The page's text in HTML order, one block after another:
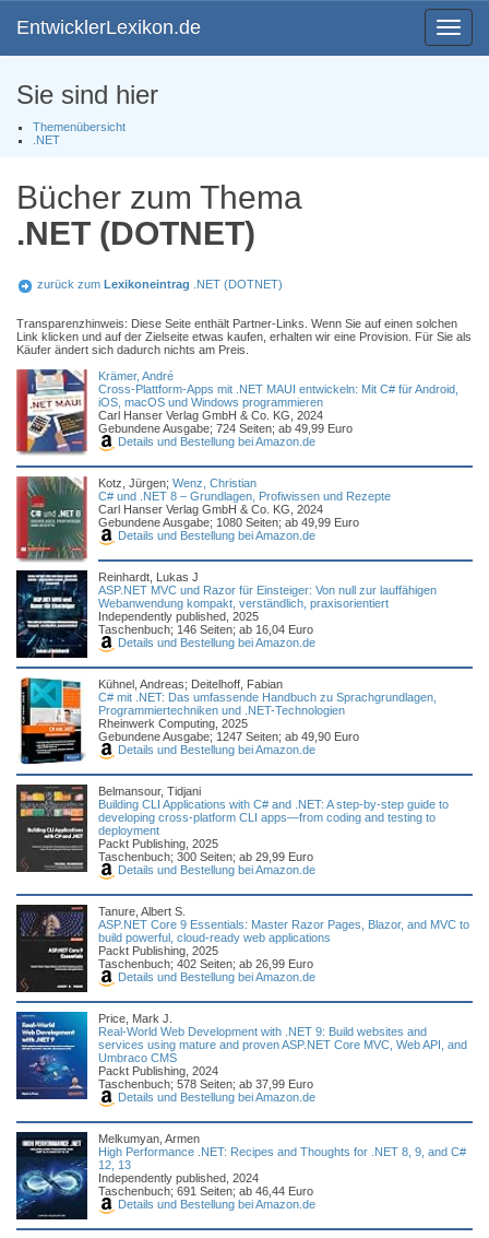
Toggle
EntwicklerLexikon.de
Sie sind hier
Themenübersicht
.NET
Bücher zum Thema
.NET (DOTNET)
zurück zum Lexikoneintrag .NET (DOTNET)
Transparenzhinweis: Diese Seite enthält Partner-Links. Wenn Sie auf einen solchen
Link klicken und auf der Zielseite etwas kaufen, erhalten wir eine Provision. Für Sie als
Käufer ändert sich dadurch nichts am Preis.
Krämer, André
Cross-Plattform-Apps mit .NET MAUI entwickeln: Mit C# für Android,
iOS, macOS und Windows programmieren
Carl Hanser Verlag GmbH & Co. KG, 2024
Gebundene Ausgabe; 724 Seiten; ab 49,99 Euro
Details und Bestellung bei Amazon.de
Kotz, Jürgen; Wenz, Christian
C# und .NET 8 – Grundlagen, Profiwissen und Rezepte
Carl Hanser Verlag GmbH & Co. KG, 2024
Gebundene Ausgabe; 1080 Seiten; ab 49,99 Euro
Details und Bestellung bei Amazon.de
Reinhardt, Lukas J
ASP.NET MVC und Razor für Einsteiger: Von null zur lauffähigen
Webanwendung kompakt, verständlich, praxisorientiert
Independently published, 2025
Taschenbuch; 146 Seiten; ab 16,04 Euro
Details und Bestellung bei Amazon.de
Kühnel, Andreas; Deitelhoff, Fabian
C# mit .NET: Das umfassende Handbuch zu Sprachgrundlagen,
Programmiertechniken und .NET-Technologien
Rheinwerk Computing, 2025
Gebundene Ausgabe; 1247 Seiten; ab 49,90 Euro
Details und Bestellung bei Amazon.de
Belmansour, Tidjani
Building CLI Applications with C# and .NET: A step-by-step guide to
developing cross-platform CLI apps—from coding and testing to
deployment
Packt Publishing, 2025
Taschenbuch; 300 Seiten; ab 29,99 Euro
Details und Bestellung bei Amazon.de
Tanure, Albert S.
ASP.NET Core 9 Essentials: Master Razor Pages, Blazor, and MVC to
build powerful, cloud-ready web applications
Packt Publishing, 2025
Taschenbuch; 402 Seiten; ab 26,99 Euro
Details und Bestellung bei Amazon.de
Price, Mark J.
Real-World Web Development with .NET 9: Build websites and
services using mature and proven ASP.NET Core MVC, Web API, and
Umbraco CMS
Packt Publishing, 2024
Taschenbuch; 578 Seiten; ab 37,99 Euro
Details und Bestellung bei Amazon.de
Melkumyan, Armen
High Performance .NET: Recipes and Thoughts for .NET 8, 9, and C#
12, 13
Independently published, 2024
Taschenbuch; 691 Seiten; ab 46,44 Euro
Details und Bestellung bei Amazon.de